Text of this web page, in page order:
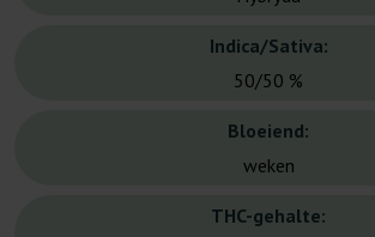
Indica/Sativa:
50/50 %
Bloeiend:
weken
THC-gehalte: